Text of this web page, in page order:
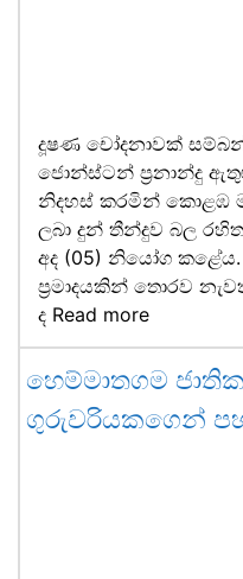
දූෂණ චෝදනාවක්
ජොන්ස්ටන් ප්‍රනාන්දු
නිදහස් කරමින් කොළඹ
ලබා දුන් තීන්දුව බල
අද (05) නියෝග
ප්‍රමාදයකින් තොරව
ද Read more
හෙම්මාතගම
ගුරුවරියකගෙන්